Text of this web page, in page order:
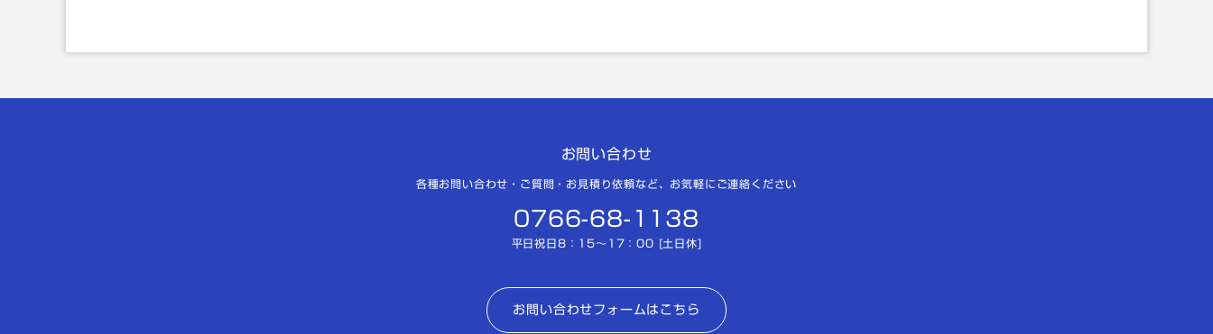
お問い合わせ
各種お問い合わせ・ご質問・お見積り依頼など、お気軽にご連絡ください
0766-68-1138
平日祝日8：15～17：00 [土日休]
お問い合わせフォームはこちら